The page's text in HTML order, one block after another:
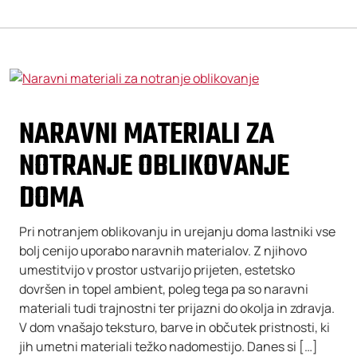
NARAVNI MATERIALI ZA
NOTRANJE OBLIKOVANJE
DOMA
Pri notranjem oblikovanju in urejanju doma lastniki vse
bolj cenijo uporabo naravnih materialov. Z njihovo
umestitvijo v prostor ustvarijo prijeten, estetsko
dovršen in topel ambient, poleg tega pa so naravni
materiali tudi trajnostni ter prijazni do okolja in zdravja.
V dom vnašajo teksturo, barve in občutek pristnosti, ki
jih umetni materiali težko nadomestijo. Danes si […]